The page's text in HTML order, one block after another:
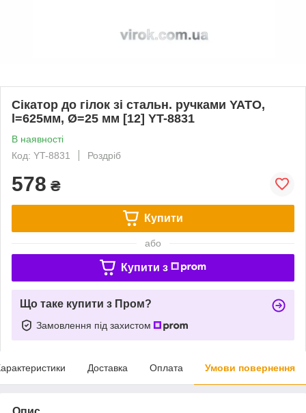
Сікатор до гілок зі стальн. ручками YATO,
l=625мм, Ø=25 мм [12] YT-8831
В наявності
Код: YT-8831
Роздріб
578 ₴
Купити
або
Купити з
Що таке купити з Пром?
Замовлення під захистом
Доставка Оплата Умови повернення